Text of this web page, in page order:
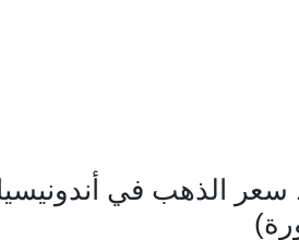
الذهب في أندونيسيا